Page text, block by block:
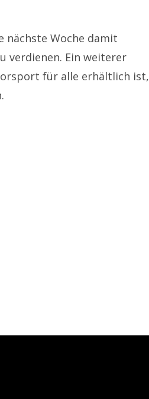
nächste Woche damit
verdienen. Ein weiterer
für alle erhältlich ist,